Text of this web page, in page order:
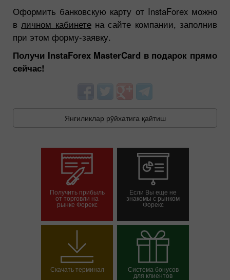
Оформить банковскую карту от InstaForex можно
вличном кабинетена сайте компании, заполнив
при этом форму-заявку.
Получи InstaForex MasterCard в подарок прямо
сейчас!
Янгиликлар рўйхатига қайтиш
Получить прибыль
от торговли на
рынке Форекс
варағини очиш
Если Вы еще не
знакомы с рынком
Форекс
Демо-ҳисоб-варағини
очиш
Скачать терминал Система бонусов
для клиентов